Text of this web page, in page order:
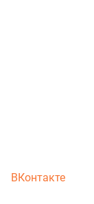
ВКонтакте